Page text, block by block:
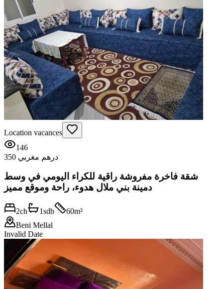
Location vacances
146
350 درهم مغربي
شقة فاخرة مفروشة راقية للكراء اليومي في وسط
دمينة بني ملال هدوء، راحة وموقع مميز
2ch 1sdb 60m²
Beni Mellal
Invalid Date